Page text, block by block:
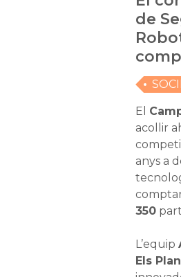
de
El
acollir
anys a
350
L’equip
Els